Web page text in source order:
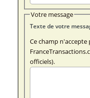
Votre message
Ce champ n'accepte
officiels).